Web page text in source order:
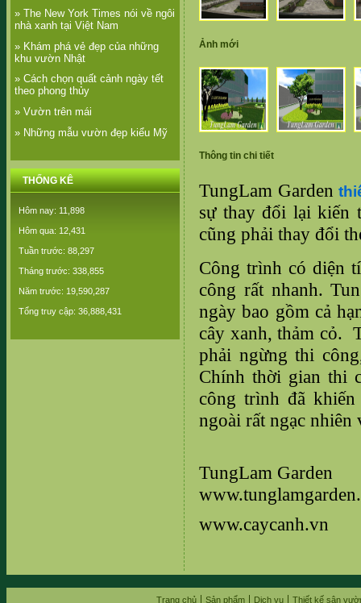
» The New York Times nói về ngôi
nhà xanh tại Việt Nam
» Khám phá vẻ đẹp của những
khu vườn Nhật
» Cách chọn quất cảnh ngày tết
theo phong thủy
» Vườn trên mái
» Những mẫu vườn đẹp kiểu Mỹ
THỐNG KÊ
Hôm nay: 11,898
Hôm qua: 12,431
Tuần trước: 88,297
Tháng trước: 338,855
Năm trước: 19,590,287
Tổng truy cập: 36,888,431
Ảnh mới
Thông tin chi tiết
TungLam Garden
sự thay đổi lại kiến
cũng phải thay đổi
Công trình có diện
công rất nhanh.
ngày bao gồm cả
cây xanh, thảm cỏ.
phải ngừng thi
Chính thời gianthi
công trình đã
ngoài rất ngạc nhiên
TungLam Garden
www.caycanh.vn
Trang chủ Sản phẩm Dịch vụ Thiết kế sân